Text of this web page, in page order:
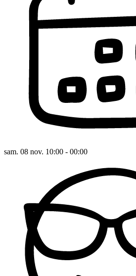
sam. 08 nov. 10:00 - 00:00